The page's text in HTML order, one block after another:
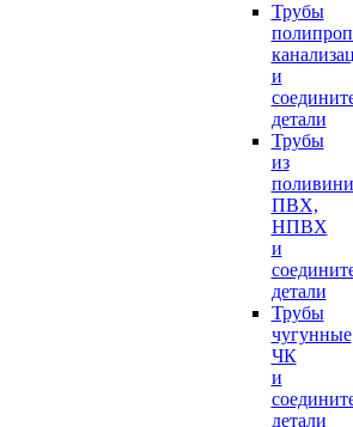
Трубы
и
детали
Трубы
из
ПВХ,
НПВХ
и
детали
Трубы
чугунные
ЧК
и
детали